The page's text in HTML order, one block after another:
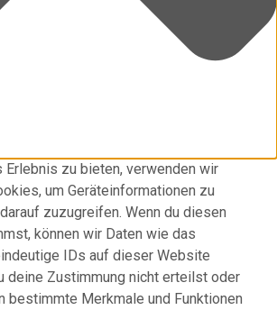
Erlebnis zu bieten, verwenden wir
um Geräteinformationen zu
zuzugreifen. Wenn du diesen
können wir Daten wie das
IDs auf dieser Website
deine Zustimmung nicht erteilst oder
bestimmte Merkmale und Funktionen